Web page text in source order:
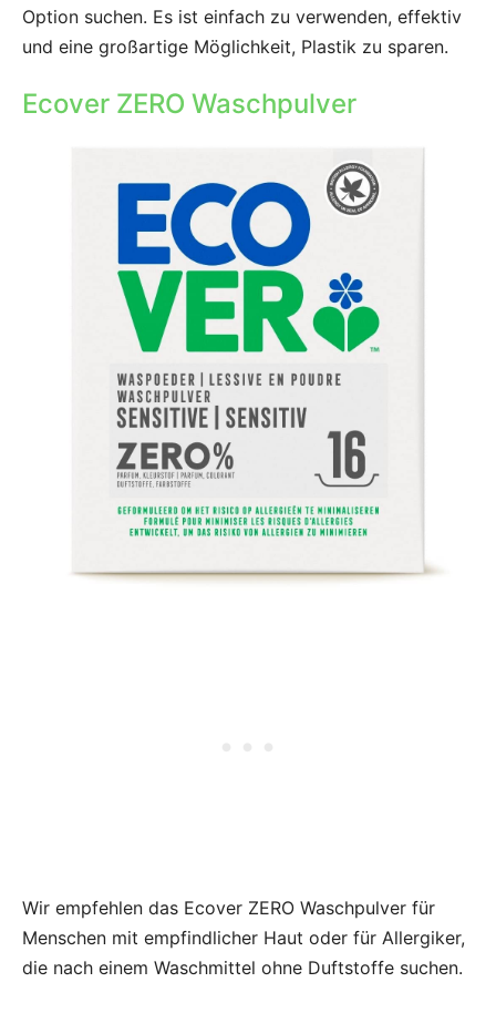
Option suchen. Es ist einfach zu verwenden, effektiv
und eine großartige Möglichkeit, Plastik zu sparen.
Ecover ZERO Waschpulver
Wir empfehlen das Ecover ZERO Waschpulver für
Menschen mit empfindlicher Haut oder für Allergiker,
die nach einem Waschmittel ohne Duftstoffe suchen.